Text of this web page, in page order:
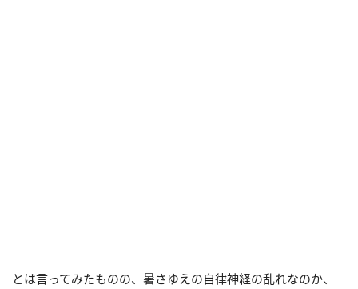
とは言ってみたものの、暑さゆえの自律神経の乱れなのか、